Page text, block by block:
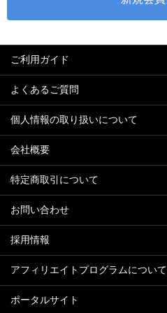
ご利用ガイド
よくあるご質問
個人情報の取り扱いについて
会社概要
特定商取引について
お問い合わせ
採用情報
アフィリエイトプログラムについて
ポータルサイト